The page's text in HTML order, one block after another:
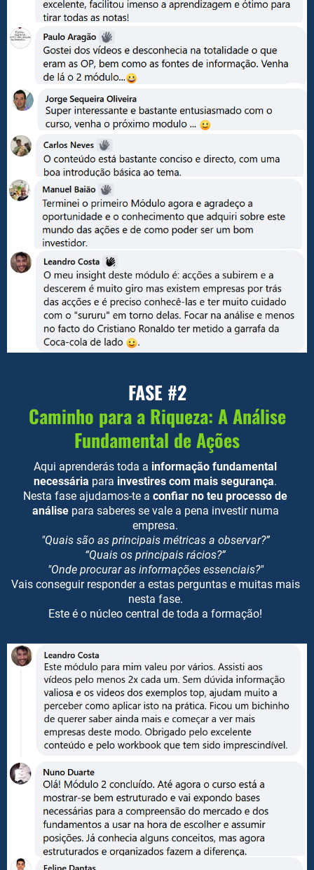
FASE #2
Caminho para a Riqueza: A Análise
Fundamental de Ações
Aqui aprenderás toda a informação fundamental
necessária para investires com mais segurança.
Nesta fase ajudamos-te a confiar no teu processo de
análisepara saberes se vale a pena investir numa
empresa.
"Quais são as principais métricas a observar?”
“Quais os principais rácios?”
"Onde procurar as informações essenciais?"
Vais conseguir responder a estas perguntas e muitas mais
nesta fase.
Este é o núcleo central de toda a formação!